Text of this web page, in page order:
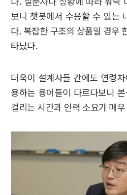
보니 챗봇에서 수용할 수 있는
다. 복잡한 구조의 상품일 경우
타났다.
더욱이 설계사들 간에도 연령
용하는 용어들이 다르다보니
걸리는 시간과 인력 소요가 매